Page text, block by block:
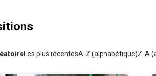
Les plus récentesA-Z (alphabétique)Z-A